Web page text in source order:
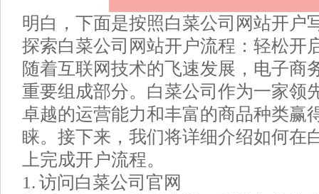
明白，下面是按照白菜公司网站开户
探索白菜公司网站开户流程：轻松开
随着互联网技术的飞速发展，电子商
重要组成部分。白菜公司作为一家领
卓越的运营能力和丰富的商品种类赢
睐。接下来，我们将详细介绍如何在
上完成开户流程。
1. 访问白菜公司官网